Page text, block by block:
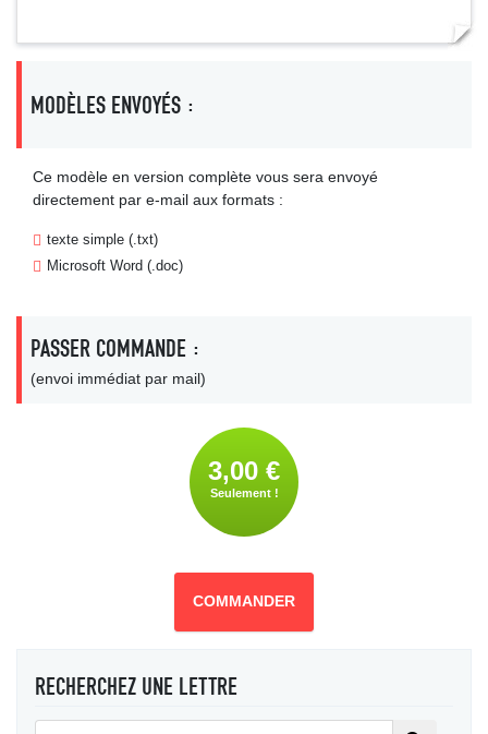
MODÈLES ENVOYÉS :
Ce modèle en version complète vous sera envoyé
directement par e-mail aux formats :
texte simple (.txt)
Microsoft Word (.doc)
PASSER COMMANDE :
(envoi immédiat par mail)
3,00 €
Seulement !
COMMANDER
RECHERCHEZ UNE LETTRE